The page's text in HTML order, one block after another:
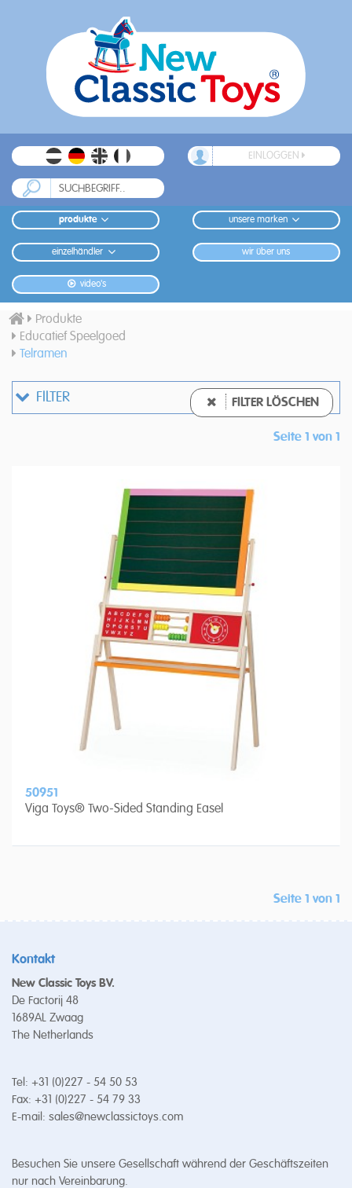
EINLOGGEN
produkte unsere marken
einzelhändler wir über uns
video's
Produkte
Educatief Speelgoed
Telramen
FILTER FILTER LÖSCHEN
Seite 1 von 1
50951
Viga Toys® Two-Sided Standing Easel
Seite 1 von 1
Kontakt
New Classic Toys BV.
De Factorij 48
1689AL Zwaag
The Netherlands
Tel: +31 (0)227 - 54 50 53
Fax: +31 (0)227 - 54 79 33
E-mail: sales@newclassictoys.com
Besuchen Sie unsere Gesellschaft während der Geschäftszeiten
nur nach Vereinbarung.